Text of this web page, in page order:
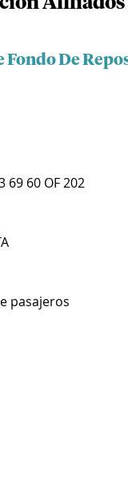
Fondo De
69 60 OF 202
pasajeros